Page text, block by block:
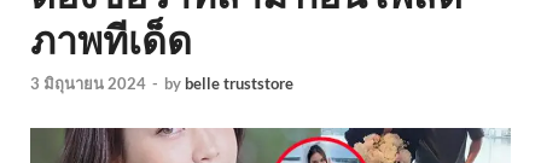
ภาพทีเด็ด
3 มิถุนายน 2024 - bybelle truststore